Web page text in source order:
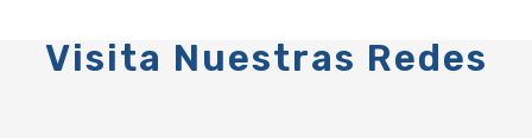
Visita Nuestras Redes